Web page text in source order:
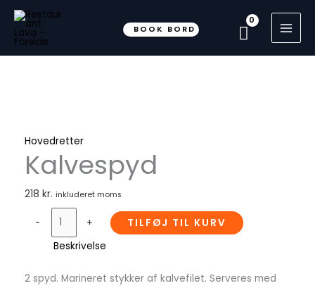
indholdet
BOOK BORD
Hovedretter
Kalvespyd
218 kr. inkluderet moms
- +
TILFØJ TIL KURV
Beskrivelse
2 spyd. Marineret stykker af kalvefilet. Serveres med